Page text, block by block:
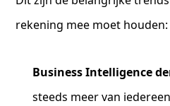
rekening mee moet houden:
Business Intelligence
steeds meer van